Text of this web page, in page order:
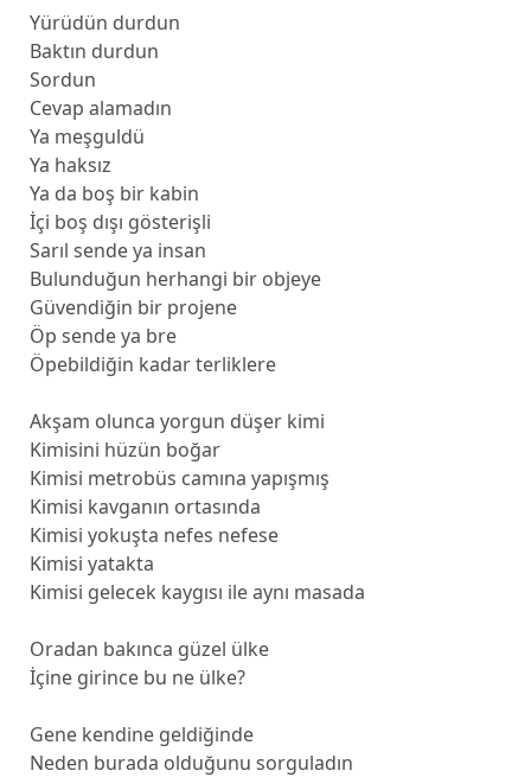
Yürüdün durdun
Baktın durdun
Sordun
Cevap alamadın
Ya meşguldü
Ya haksız
Ya da boş bir kabin
İçi boş dışı gösterişli
Sarıl sende ya insan
Bulunduğun herhangi bir objeye
Güvendiğin bir projene
Öp sende ya bre
Öpebildiğin kadar terliklere
Akşam olunca yorgun düşer kimi
Kimisini hüzün boğar
Kimisi metrobüs camına yapışmış
Kimisi kavganın ortasında
Kimisi yokuşta nefes nefese
Kimisi yatakta
Kimisi gelecek kaygısı ile aynı masada
Oradan bakınca güzel ülke
İçine girince bu ne ülke?
Gene kendine geldiğinde
Neden burada olduğunu sorguladın